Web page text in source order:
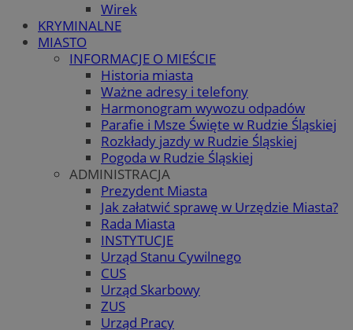
Wirek
KRYMINALNE
MIASTO
INFORMACJE O MIEŚCIE
Historia miasta
Ważne adresy i telefony
Harmonogram wywozu odpadów
Parafie i Msze Święte w Rudzie Śląskiej
Rozkłady jazdy w Rudzie Śląskiej
Pogoda w Rudzie Śląskiej
ADMINISTRACJA
Prezydent Miasta
Jak załatwić sprawę w Urzędzie Miasta?
Rada Miasta
INSTYTUCJE
Urząd Stanu Cywilnego
CUS
Urząd Skarbowy
ZUS
Urząd Pracy